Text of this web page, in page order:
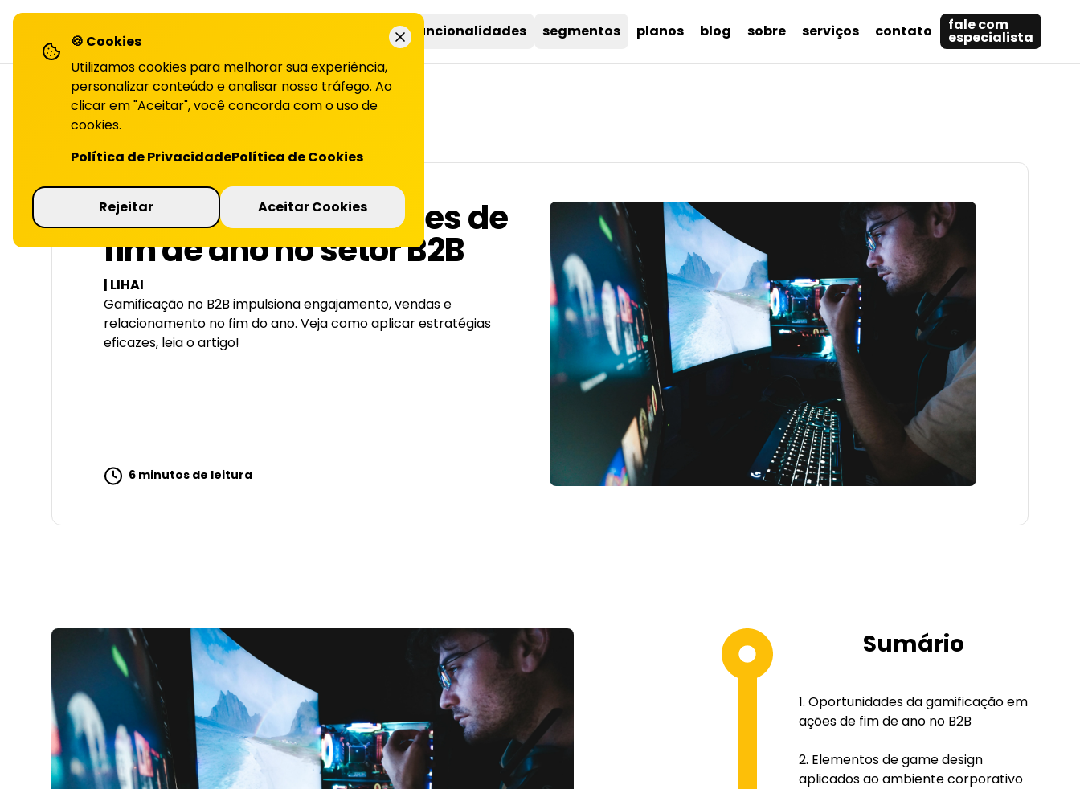
soluções funcionalidades segmentos planos blog sobre serviços contato fale com
especialista
VOLTAR PARA O BLOG
Como gamificar ações de
fim de ano no setor B2B
| LIHAI
Gamificação no B2B impulsiona engajamento, vendas e
relacionamento no fim do ano. Veja como aplicar estratégias
eficazes, leia o artigo!
6 minutos de leitura
Sumário
Oportunidades da gamificação em
ações de fim de ano no B2B
Elementos de game design
aplicados ao ambiente corporativo
🍪 Cookies
Utilizamos cookies para melhorar sua experiência,
personalizar conteúdo e analisar nosso tráfego. Ao
clicar em "Aceitar", você concorda com o uso de
cookies.
Política de PrivacidadePolítica de Cookies
Rejeitar Aceitar Cookies